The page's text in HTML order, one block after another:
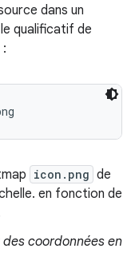
dans un
qualificatif de
icon.png de
en fonction de
coordonnées en